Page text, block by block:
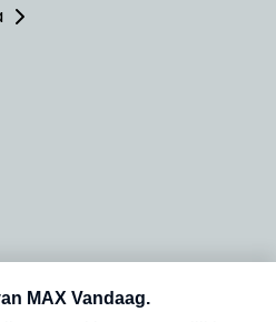
en dinsdagochtend in